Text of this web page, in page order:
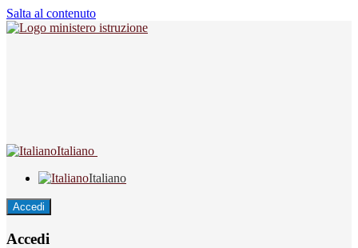
Salta al contenuto
Italiano
Italiano
Accedi
Accedi